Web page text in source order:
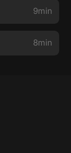
9min
8min